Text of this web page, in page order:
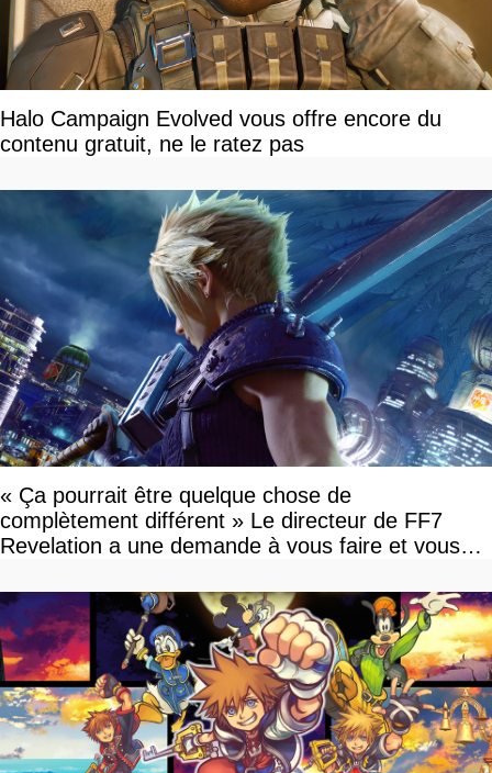
Halo Campaign Evolved vous offre encore du
contenu gratuit, ne le ratez pas
« Ça pourrait être quelque chose de
complètement différent » Le directeur de FF7
Revelation a une demande à vous faire et vous